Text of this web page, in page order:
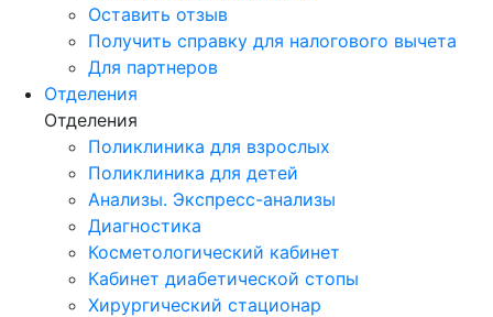
Оставить отзыв
Получить справку для налогового вычета
Для партнеров
Отделения
Отделения
Поликлиника для взрослых
Поликлиника для детей
Анализы. Экспресс-анализы
Диагностика
Косметологический кабинет
Кабинет диабетической стопы
Хирургический стационар